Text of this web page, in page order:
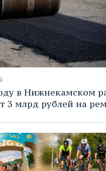
в Нижнекамском
3 млрд рублей на